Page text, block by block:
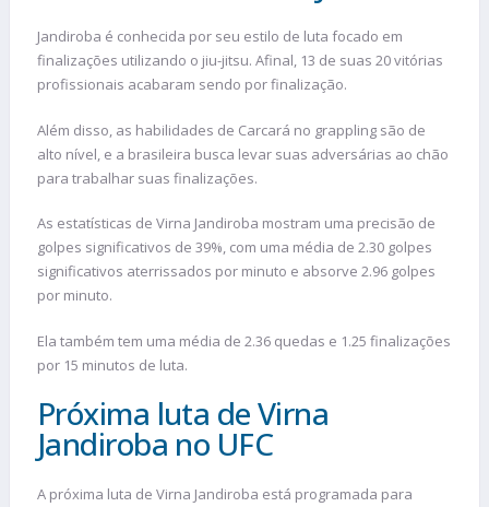
Jandiroba é conhecida por seu estilo de luta focado em
finalizações utilizando o jiu-jitsu. Afinal, 13 de suas 20 vitórias
profissionais acabaram sendo por finalização.
Além disso, as habilidades de Carcará no grappling são de
alto nível, e a brasileira busca levar suas adversárias ao chão
para trabalhar suas finalizações.
As estatísticas de Virna Jandiroba mostram uma precisão de
golpes significativos de 39%, com uma média de 2.30 golpes
significativos aterrissados por minuto e absorve 2.96 golpes
por minuto.
Ela também tem uma média de 2.36 quedas e 1.25 finalizações
por 15 minutos de luta.
Próxima luta de Virna
Jandiroba no UFC
A próxima luta de Virna Jandiroba está programada para